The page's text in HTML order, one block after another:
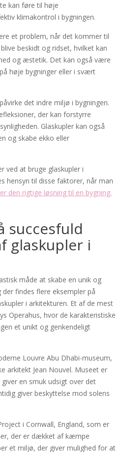
kan føre til høje
klimakontrol i bygningen.
et problem, når det kommer til
beskidt og ridset, hvilket kan
og æstetik. Det kan også være
høje bygninger eller i svært
det indre miljø i bygningen.
der kan forstyrre
Glaskupler kan også
og skabe ekko eller
ved at bruge glaskupler i
hensyn til disse faktorer, når man
den rigtige løsning til en bygning.
succesfuld
glaskupler i
måde at skabe en unik og
findes flere eksempler på
i arkitekturen. Et af de mest
Operahus, hvor de karakteristiske
et unikt og genkendeligt
Louvre Abu Dhabi-museum,
arkitekt Jean Nouvel. Museet er
en smuk udsigt over det
giver beskyttelse mod solens
i Cornwall, England, som er
der er dækket af kæmpe
et miljø, der giver mulighed for at